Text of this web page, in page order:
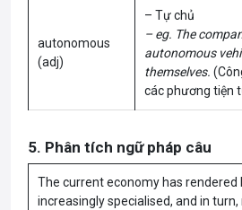
autonomous
(adj)
– Tự chủ
– eg. The
autonomous
themselves.
các phương tiện
5. Phân tích ngữ pháp câu
The current economy has rendered
increasingly specialised, and in